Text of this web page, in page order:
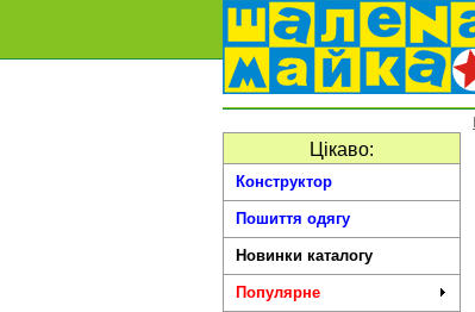
Цікаво:
Конструктор
Пошиття одягу
Новинки каталогу
Популярне